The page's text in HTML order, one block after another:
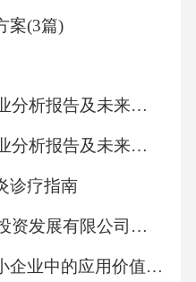
引发的人机不同
位（如面部、肩
头部偏转方向，同时
压力性损伤预防策
脉压及中心静脉
强化01020304由ICU
成转运小组，统一
管、动静脉管路及
案(3篇)
2026年重型机械行业分析报告及未来发展趋势报告
2026年土霉素碱行业分析报告及未来发展趋势报告
诊疗指南
2026年泰和县旅游投资发展有限公司及下属子公司面向社会公开招聘工作人员考试模拟试题及答案解析
办公设备租赁在中小企业中的应用价值与实施策略